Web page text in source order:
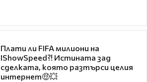
Плати ли FIFA милиони на
IShowSpeed?! Истината зад
сделката, която разтърси целия
интернет🤑💥